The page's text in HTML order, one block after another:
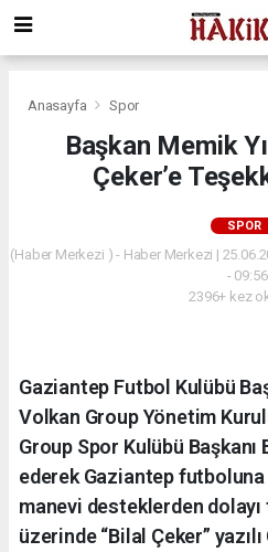
Anasayfa Spor
Başkan Memik
Çeker’e
SPOR
(Haber Merkezi ) - Haber Merkezi |
- 09:56
2396+ kez
Gaziantep Futbol Kulübü
Volkan Group Yönetim
Group Spor Kulübü Başkanı
ederek Gaziantep
manevi desteklerden
üzerinde “Bilal Çeker”